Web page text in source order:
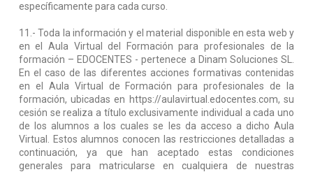
específicamente para cada curso.
11.- Toda la información y el material disponible en esta web y
en el Aula Virtual del Formación para profesionales de la
formación – EDOCENTES - pertenece a Dinam Soluciones SL.
En el caso de las diferentes acciones formativas contenidas
en el Aula Virtual de Formación para profesionales de la
formación, ubicadas en https://aulavirtual.edocentes.com, su
cesión se realiza a título exclusivamente individual a cada uno
de los alumnos a los cuales se les da acceso a dicho Aula
Virtual. Estos alumnos conocen las restricciones detalladas a
continuación, ya que han aceptado estas condiciones
generales para matricularse en cualquiera de nuestras